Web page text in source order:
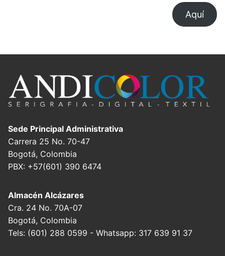
Aquí
Sede Principal Administrativa
Carrera 25 No. 70-47
Bogotá, Colombia
PBX: +57(601) 390 6474
Almacén Alcázares
Cra. 24 No. 70A-07
Bogotá, Colombia
Tels: (601) 288 0599 - Whatsapp: 317 639 91 37